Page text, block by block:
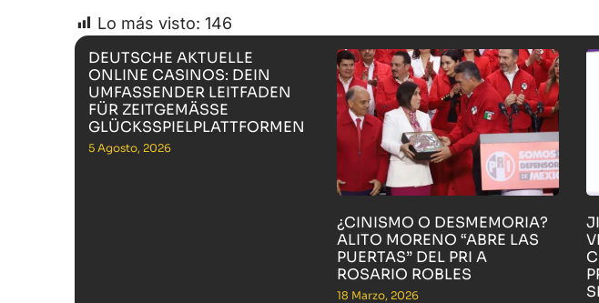
Lo más visto: 146
DEUTSCHE AKTUELLE
ONLINE CASINOS: DEIN
UMFASSENDER LEITFADEN
FÜR ZEITGEMÄSSE G
LÜCKSSPIELPLATTFORMEN
5 Agosto, 2026
¿CINISMO O DESMEMORIA?
ALITO MORENO “ABRE LAS
PUERTAS” DEL PRI A
ROSARIO ROBLES
18 Marzo, 2026